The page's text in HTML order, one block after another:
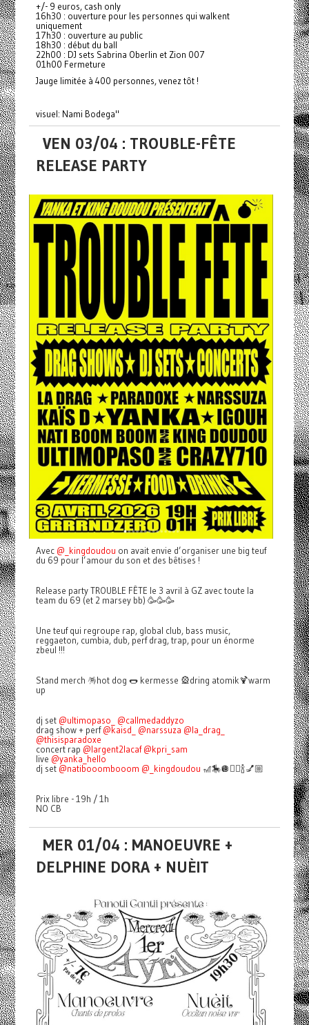
+/- 9 euros, cash only
16h30 : ouverture pour les personnes qui walkent
uniquement
17h30 : ouverture au public
18h30 : début du ball
22h00 : DJ sets Sabrina Oberlin et Zion 007
01h00 Fermeture
Jauge limitée à 400 personnes, venez tôt !
visuel: Nami Bodega"
VEN 03/04 : TROUBLE-FÊTE
RELEASE PARTY
Avec @_kingdoudou on avait envie d’organiser une big teuf
du 69 pour l’amour du son et des bêtises !
Release party TROUBLE FÊTE le 3 avril à GZ avec toute la
team du 69 (et 2 marsey bb) 🥳🥳🥳
Une teuf qui regroupe rap, global club, bass music,
reggaeton, cumbia, dub, perf drag, trap, pour un énorme
zbeul !!!
Stand merch 🪅hot dog 🌭 kermesse 🎡dring atomik🍹warm
up
dj set @ultimopaso_
@callmedaddyzo
drag show + perf@kaisd_ @narssuza @la_drag_
@thisisparadoxe
concert rap @largent2lacaf @kpri_sam
live @yanka_hello
dj set @natibooombooom @_kingdoudou 🎢🎠🪩👯‍♀️🍾💅🏼
Prix libre - 19h / 1h
NO CB
MER 01/04 : MANOEUVRE +
DELPHINE DORA + NUÈIT